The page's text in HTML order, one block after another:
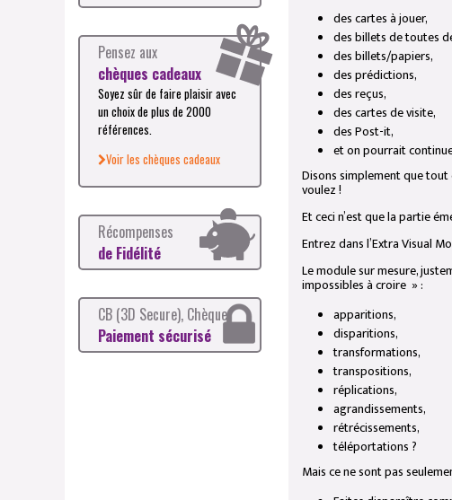
Pensez aux
chèques cadeaux
Soyez sûr de faire plaisir avec
un choix de plus de 2000
références.
Voir les chèques cadeaux
Récompenses
de Fidélité
CB (3D Secure), Chèque
Paiement sécurisé
des cartes à jouer,
des billets de toutes
des billets/papiers,
des prédictions,
des reçus,
des cartes de visite,
des Post-it,
et on pourrait
Disons simplement que
voulez !
Et ceci n’est que la partie
Entrez dans l’Extra Visual
Le module sur mesure,
impossibles à croire » :
apparitions,
disparitions,
transformations,
transpositions,
réplications,
agrandissements,
rétrécissements,
téléportations ?
Mais ce ne sont pas